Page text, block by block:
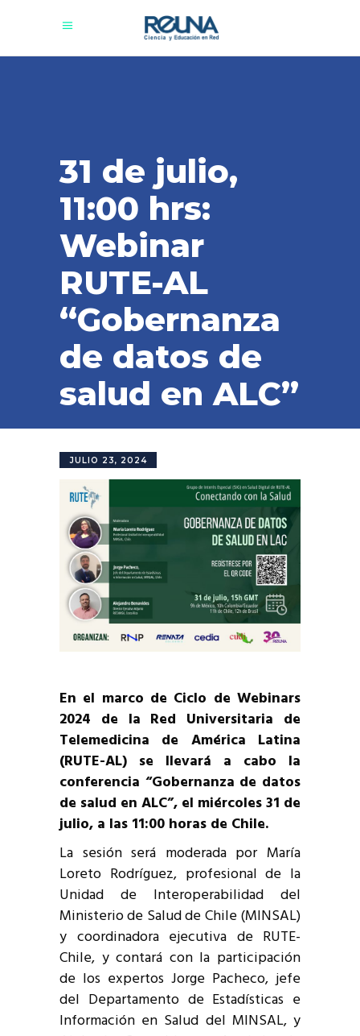
31 de julio,
11:00 hrs:
Webinar
RUTE-AL
“Gobernanza
de datos de
salud en ALC”
JULIO 23, 2024
En el marco de Ciclo de Webinars
2024 de la Red Universitaria de
Telemedicina de América Latina
(RUTE-AL) se llevará a cabo la
conferencia “Gobernanza de datos
de salud en ALC”, el miércoles 31 de
julio, a las 11:00 horas de Chile.
La sesión será moderada por María
Loreto Rodríguez, profesional de la
Unidad de Interoperabilidad del
Ministerio de Salud de Chile (MINSAL)
y coordinadora ejecutiva de RUTE-
Chile, y contará con la participación
de los expertos Jorge Pacheco, jefe
del Departamento de Estadísticas e
Información en Salud del MINSAL, y